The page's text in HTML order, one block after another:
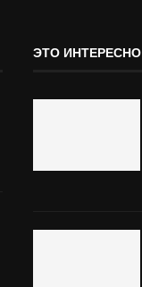
ЭТО ИНТЕРЕСНО